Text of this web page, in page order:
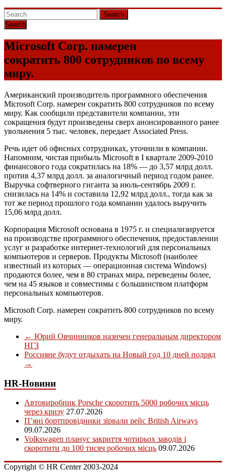
Search
Microsoft Corp. намерен
сократить 800 сотрудников по всему
миру.
Американский производитель программного обеспечения
Microsoft Corp. намерен сократить 800 сотрудников по всему
миру. Как сообщили представители компании, эти
сокращения будут произведены сверх анонсированного ранее
увольнения 5 тыс. человек, передает Associated Press.
Речь идет об офисных сотрудниках, уточнили в компании.
Напомним, чистая прибыль Microsoft в I квартале 2009-2010
финансового года сократилась на 18% — до 3,57 млрд долл.
против 4,37 млрд долл. за аналогичный период годом ранее.
Выручка софтверного гиганта за июль-сентябрь 2009 г.
снизилась на 14% и составила 12,92 млрд долл., тогда как за
тот же период прошлого года компании удалось выручить
15,06 млрд долл.
Корпорация Microsoft основана в 1975 г. и специализируется
на производстве программного обеспечения, предоставлении
услуг и разработке интернет-технологий для персональных
компьютеров и серверов. Продукты Microsoft (наиболее
известный из которых — операционная система Windows)
продаются более, чем в 80 странах мира, переведены более,
чем на 45 языков и совместимы с большинством платформ
персональных компьютеров.
Microsoft Corp. намерен сократить 800 сотрудников по всему
миру.
← Юрий Овчинников назнчен генеральным директором
НГЗ
Россияне будут отдыхать на Новый год 10 дней подряд
→
HR-Новини
Автовиробник Porsche скоротить 5000 робочих місць
через кризу 27.07.2026
П’яні бортпровідники зірвали рейс British Airways
09.07.2026
Volkswagen планує закриття чотирьох заводів і
скоротити до 100 тисяч робочих місць 09.07.2026
Copyright © HR Center 2003-2024